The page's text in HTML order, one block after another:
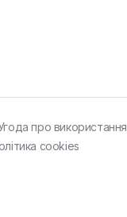
про використання
cookies